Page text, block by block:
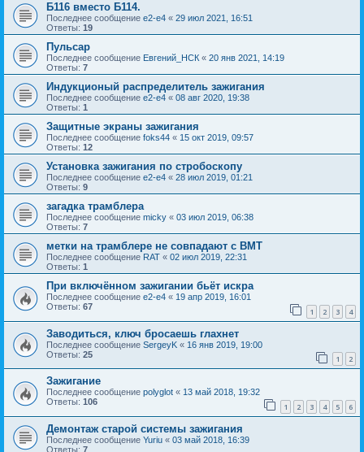
Б116 вместо Б114.
Последнее сообщение e2-e4 « 29 июл 2021, 16:51
Ответы: 19
Пульсар
Последнее сообщение Евгений_НСК « 20 янв 2021, 14:19
Ответы: 7
Индукционый распределитель зажигания
Последнее сообщение e2-e4 « 08 авг 2020, 19:38
Ответы: 1
Защитные экраны зажигания
Последнее сообщение foks44 « 15 окт 2019, 09:57
Ответы: 12
Установка зажигания по стробоскопу
Последнее сообщение e2-e4 « 28 июл 2019, 01:21
Ответы: 9
загадка трамблера
Последнее сообщение micky « 03 июл 2019, 06:38
Ответы: 7
метки на трамблере не совпадают с ВМТ
Последнее сообщение RAT « 02 июл 2019, 22:31
Ответы: 1
При включённом зажигании бьёт искра
Последнее сообщение e2-e4 « 19 апр 2019, 16:01
Ответы: 67 1 2 3 4
Заводиться, ключ бросаешь глахнет
Последнее сообщение SergeyK « 16 янв 2019, 19:00
Ответы: 25 1 2
Зажигание
Последнее сообщение polyglot « 13 май 2018, 19:32
Ответы: 106 1 2 3 4 5 6
Демонтаж старой системы зажигания
Последнее сообщение Yuriu « 03 май 2018, 16:39
Ответы: 7